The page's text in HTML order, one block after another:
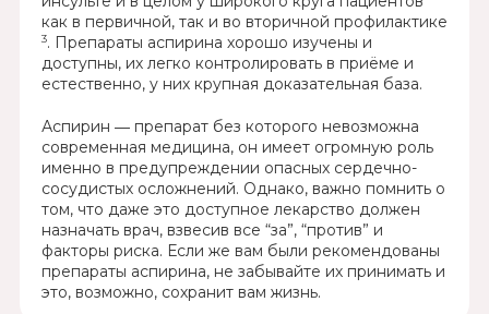
как в первичной, так и во вторичной профилактике
3. Препараты аспирина хорошо изучены и
доступны, их легко контролировать в приёме и
естественно, у них крупная доказательная база.
Аспирин ― препарат без которого невозможна
современная медицина, он имеет огромную роль
именно в предупреждении опасных сердечно-
сосудистых осложнений. Однако, важно помнить о
том, что даже это доступное лекарство должен
назначать врач, взвесив все “за”, “против” и
факторы риска. Если же вам были рекомендованы
препараты аспирина, не забывайте их принимать и
это, возможно, сохранит вам жизнь.